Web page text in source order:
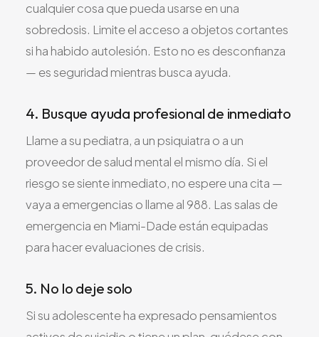
cualquier cosa que pueda usarse en una
sobredosis. Limite el acceso a objetos cortantes
si ha habido autolesión. Esto no es desconfianza
— es seguridad mientras busca ayuda.
4. Busque ayuda profesional de inmediato
Llame a su pediatra, a un psiquiatra o a un
proveedor de salud mental el mismo día. Si el
riesgo se siente inmediato, no espere una cita —
vaya a emergencias o llame al 988. Las salas de
emergencia en Miami-Dade están equipadas
para hacer evaluaciones de crisis.
5. No lo deje solo
Si su adolescente ha expresado pensamientos